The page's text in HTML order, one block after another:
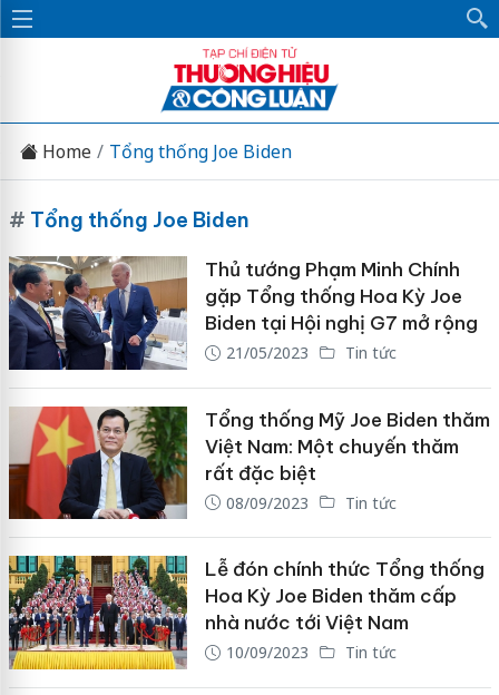
Home Tổng thống Joe Biden
# Tổng thống Joe Biden
Thủ tướng Phạm Minh Chính
gặp Tổng thống Hoa Kỳ Joe
Biden tại Hội nghị G7 mở rộng
21/05/2023 Tin tức
Tổng thống Mỹ Joe Biden thăm
Việt Nam: Một chuyến thăm
rất đặc biệt
08/09/2023 Tin tức
Lễ đón chính thức Tổng thống
Hoa Kỳ Joe Biden thăm cấp
nhà nước tới Việt Nam
10/09/2023 Tin tức